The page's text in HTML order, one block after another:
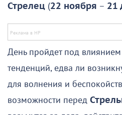
Стрелец (22 ноября – 21
День пройдет под
тенденций, едва ли
для волнения и
возможности перед